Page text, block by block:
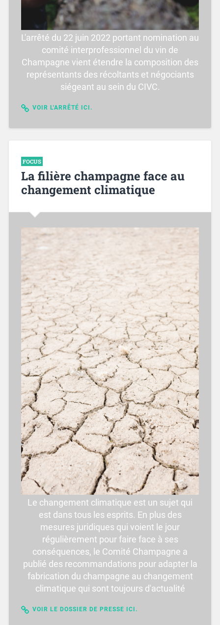
L'arrêté du 22 juin 2022 portant nomination au
comité interprofessionnel du vin de
Champagne vient étendre la composition des
représentants des récoltants et négociants
siégeant au sein du CIVC.
VOIR L'ARRÊTÉ ICI.
FOCUS
La filière champagne face au
changement climatique
Le changement climatique est un sujet qui
est dans tous les esprits. En plus des
mesures juridiques qui voient le jour
régulièrement pour faire face à ses
conséquences, le Comité Champagne a
publié des recommandations pour adapter la
fabrication du champagne au changement
climatique qui sont toujours d'actualité
VOIR LE DOSSIER DE PRESSE ICI.